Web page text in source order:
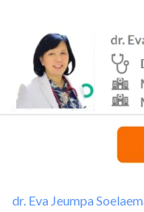
dr. Eva Jeumpa